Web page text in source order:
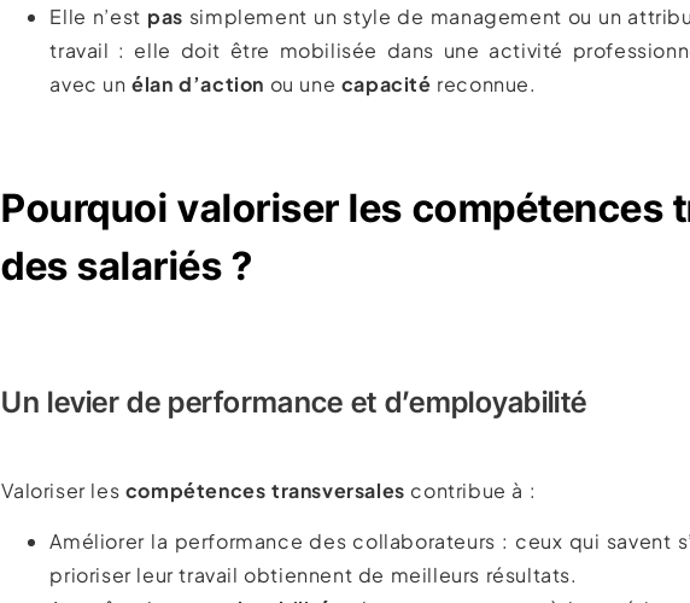
Elle n’est pas simplement un style de management ou un
travail : elle doit être mobilisée dans une activité
avec unélan d’action ou une capacité reconnue.
Pourquoi valoriser les compétences
des salariés ?
Un levier de performance et d’employabilité
Valoriser les compétences transversales contribue à :
Améliorer la performance des collaborateurs : ceux qui savent
prioriser leur travail obtiennent de meilleurs résultats.